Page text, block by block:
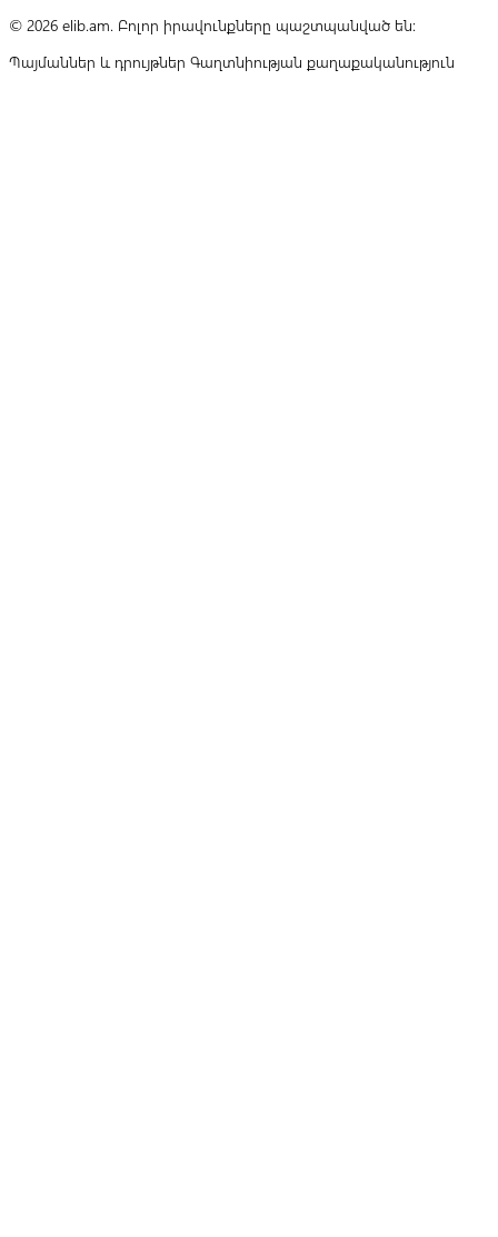
© 2026 elib.am. Բոլոր իրավունքները պաշտպանված են:
Պայմաններ և դրույթներ Գաղտնիության քաղաքականություն